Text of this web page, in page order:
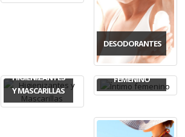
DESODORANTES
HIGIENIZANTES
Y MASCARILLAS
ÍNTIMO
FEMENINO